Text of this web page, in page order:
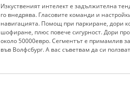
Изкуственият интелект е задължителна
го внедрява. Гласовите команди и
навигацията. Помощ при паркиране, дори
шофиране, плюс повече сигурност. Дори
около 50000евро. Сегментът е примамлив
във Волфсбург. А вас съветвам да си